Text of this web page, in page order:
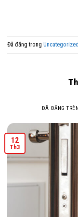
Đã đăng trong Uncategorized
ĐÃ ĐĂNG TRÊN
12
Th3